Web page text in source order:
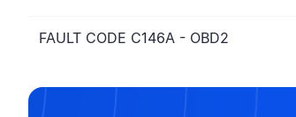
FAULT CODE C146A - OBD2